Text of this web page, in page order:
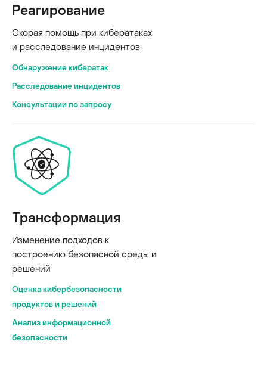
Реагирование
Скорая помощь при кибератаках
и расследование инцидентов
Обнаружение кибератак
Расследование инцидентов
Консультации по запросу
Трансформация
Изменение подходов к
построению безопасной среды и
решений
Оценка кибербезопасности
продуктов и решений
Анализ информационной
безопасности